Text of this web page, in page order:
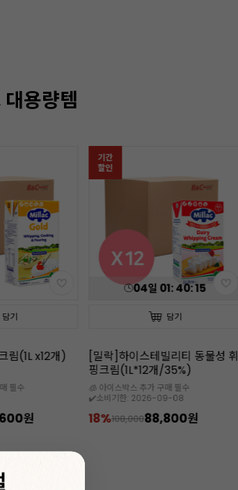
용량템
담기
림(1L x12개)
필수
원
기간
할인
04일 01:40:13
담기
[밀락]하이스테빌리티 동물성 휘
핑크림(1L*12개/35%)
🧊 아이스박스 추가 구매 필수
✔️소비기한: 2026-09-08
18%108,00088,800원